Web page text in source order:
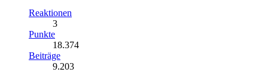
Reaktionen
3
Punkte
18.374
Beiträge
9.203